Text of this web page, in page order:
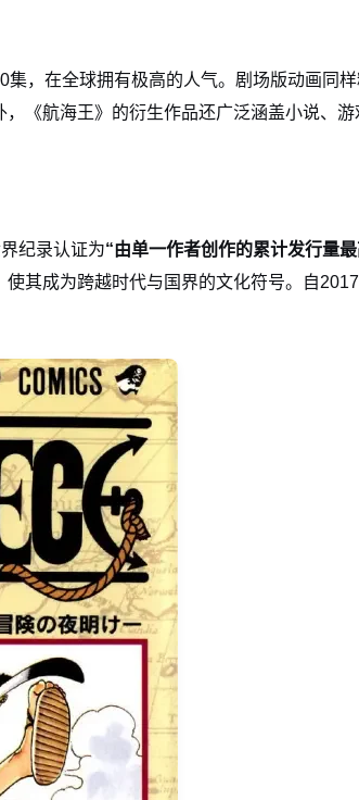
，在全球拥有极高的人气。剧场版动画同
《航海王》的衍生作品还广泛涵盖小说、
纪录认证为“由单一作者创作的累计发行量
其成为跨越时代与国界的文化符号。自